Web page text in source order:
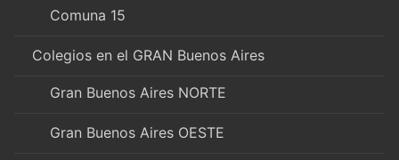
Comuna 15
Colegios en el GRAN Buenos Aires
Gran Buenos Aires NORTE
Gran Buenos Aires OESTE